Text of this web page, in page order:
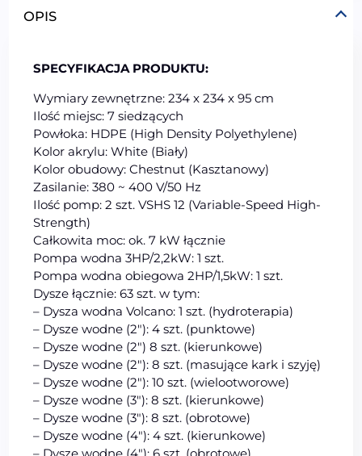
OPIS
SPECYFIKACJA PRODUKTU:
Wymiary zewnętrzne: 234 x 234 x 95 cm
Ilość miejsc: 7 siedzących
Powłoka: HDPE (High Density Polyethylene)
Kolor akrylu: White (Biały)
Kolor obudowy: Chestnut (Kasztanowy)
Zasilanie: 380 ~ 400 V/50 Hz
Ilość pomp: 2 szt. VSHS 12 (Variable-Speed High-
Strength)
Całkowita moc: ok. 7 kW łącznie
Pompa wodna 3HP/2,2kW: 1 szt.
Pompa wodna obiegowa 2HP/1,5kW: 1 szt.
Dysze łącznie: 63 szt. w tym:
– Dysza wodna Volcano: 1 szt. (hydroterapia)
– Dysze wodne (2″): 4 szt. (punktowe)
– Dysze wodne (2″) 8 szt. (kierunkowe)
– Dysze wodne (2″): 8 szt. (masujące kark i szyję)
– Dysze wodne (2″): 10 szt. (wielootworowe)
– Dysze wodne (3″): 8 szt. (kierunkowe)
– Dysze wodne (3″): 8 szt. (obrotowe)
– Dysze wodne (4″): 4 szt. (kierunkowe)